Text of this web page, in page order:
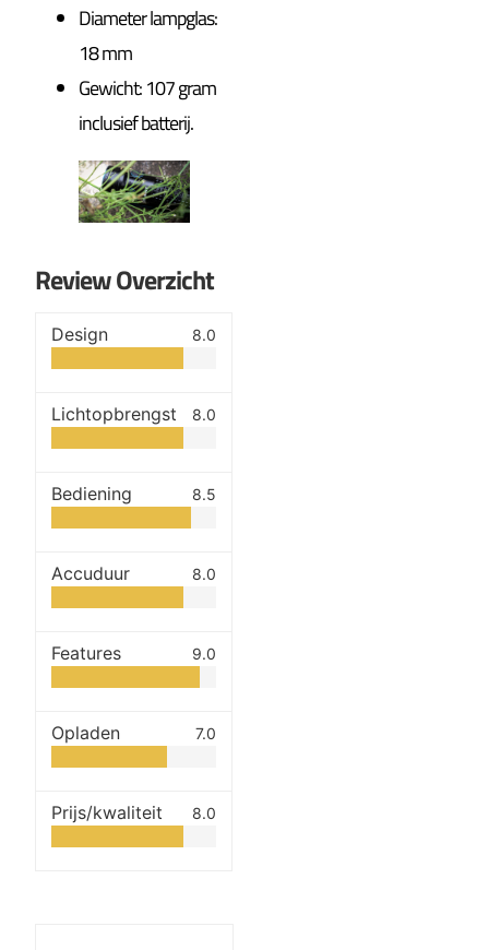
Diameter lampglas:
18 mm
Gewicht: 107 gram
inclusief batterij.
Review Overzicht
Design 8.0
Lichtopbrengst 8.0
Bediening 8.5
Accuduur 8.0
Features 9.0
Opladen 7.0
Prijs/kwaliteit 8.0